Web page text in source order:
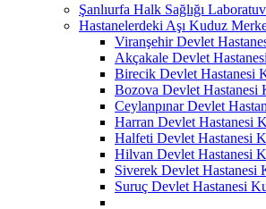
Şanlıurfa Halk Sağlığı
Hastanelerdeki Aşı Kuduz
Viranşehir Devlet
Akçakale Devlet
Birecik Devlet Hastanesi
Bozova Devlet Hastanesi
Ceylanpınar Devlet
Harran Devlet Hastanesi
Halfeti Devlet Hastanesi
Hilvan Devlet Hastanesi
Siverek Devlet Hastanesi
Suruç Devlet Hastanesi